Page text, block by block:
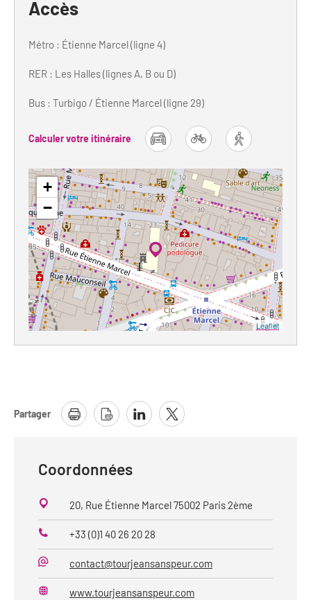
Accès
Métro : Étienne Marcel (ligne 4)
RER : Les Halles (lignes A, B ou D)
Bus : Turbigo / Étienne Marcel (ligne 29)
Calculer votre itinéraire
car bike foot
+
−
Leaflet
Partager
Coordonnées
20, Rue Étienne Marcel 75002 Paris 2ème
Téléphone
+33 (0)1 40 26 20 28
Mail
contact@tourjeansanspeur.com
www.tourjeansanspeur.com